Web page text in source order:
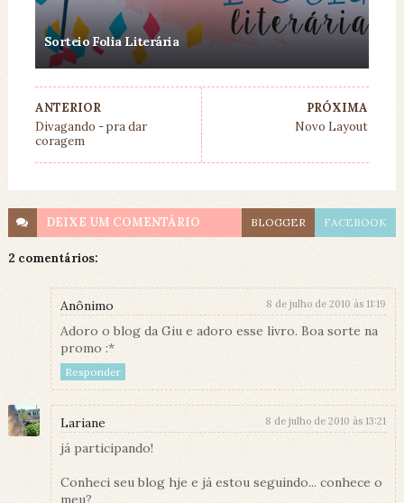
Sorteio Folia Literária
PRÓXIMA
Novo Layout
ANTERIOR
Divagando - pra dar
coragem
DEIXE UM COMENTÁRIO BLOGGER FACEBOOK
2 comentários:
Anônimo 8 de julho de 2010 às 11:19
Adoro o blog da Giu e adoro esse livro. Boa sorte na
promo :*
Responder
Lariane 8 de julho de 2010 às 13:21
já participando!
Conheci seu blog hje e já estou seguindo... conhece o
meu?